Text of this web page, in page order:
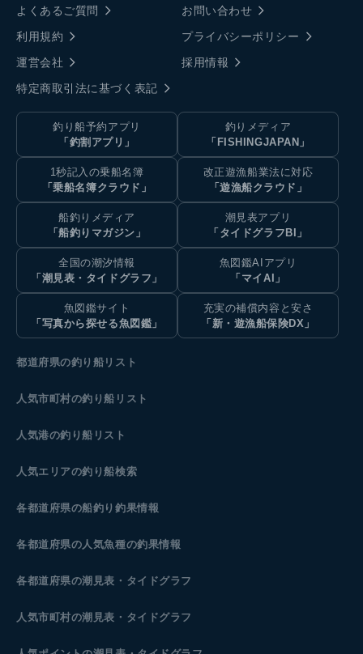
よくあるご質問
お問い合わせ
利用規約
プライバシーポリシー
運営会社
採用情報
特定商取引法に基づく表記
釣り船予約アプリ
「釣割アプリ」
釣りメディア
「FISHINGJAPAN」
1秒記入の乗船名簿
「乗船名簿クラウド」
改正遊漁船業法に対応
「遊漁船クラウド」
船釣りメディア
「船釣りマガジン」
潮見表アプリ
「タイドグラフBI」
全国の潮汐情報
「潮見表・タイドグラフ」
魚図鑑AIアプリ
「マイAI」
魚図鑑サイト
「写真から探せる魚図鑑」
充実の補償内容と安さ
「新・遊漁船保険DX」
都道府県の釣り船リスト
人気市町村の釣り船リスト
人気港の釣り船リスト
人気エリアの釣り船検索
各都道府県の船釣り釣果情報
各都道府県の人気魚種の釣果情報
各都道府県の潮見表 ・タイドグラフ
人気市町村の潮見表・タイドグラフ